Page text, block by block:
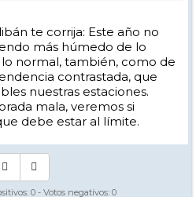
te corrija: Este año no
más húmedo de lo
normal, también, como de
contrastada, que
nuestras estaciones.
mala, veremos si
debe estar al límite.
0 - Votos negativos: 0